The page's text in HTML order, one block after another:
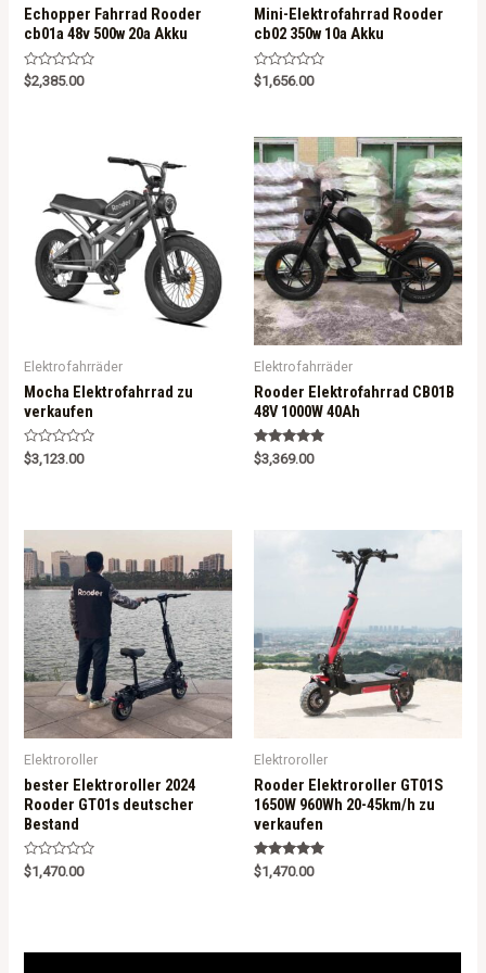
Echopper Fahrrad Rooder
cb01a 48v 500w 20a Akku
R
a
$2,385.00
Mini-Elektrofahrrad Rooder
cb02 350w 10a Akku
R
a
0
o
u
t
o
f
5
$1,656.00
Elektrofahrräder
Mocha Elektrofahrrad zu
verkaufen
R
a
o
u
t
o
f
$3,123.00
Elektrofahrräder
Rooder Elektrofahrrad CB01B
48V 1000W 40Ah
Rated
5.00
$3,369.00
Elektroroller
bester Elektroroller 2024
Rooder GT01s deutscher
Bestand
R
a
$1,470.00
Elektroroller
Rooder Elektroroller GT01S
1650W 960Wh 20-45km/h zu
verkaufen
Rated
5.00
$1,470.00